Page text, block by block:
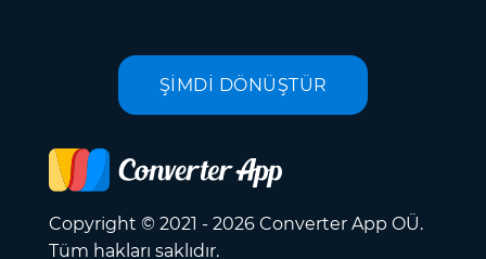
ŞİMDİ DÖNÜŞTÜR
Copyright © 2021 - 2026 Converter App OÜ.
Tüm hakları saklıdır.